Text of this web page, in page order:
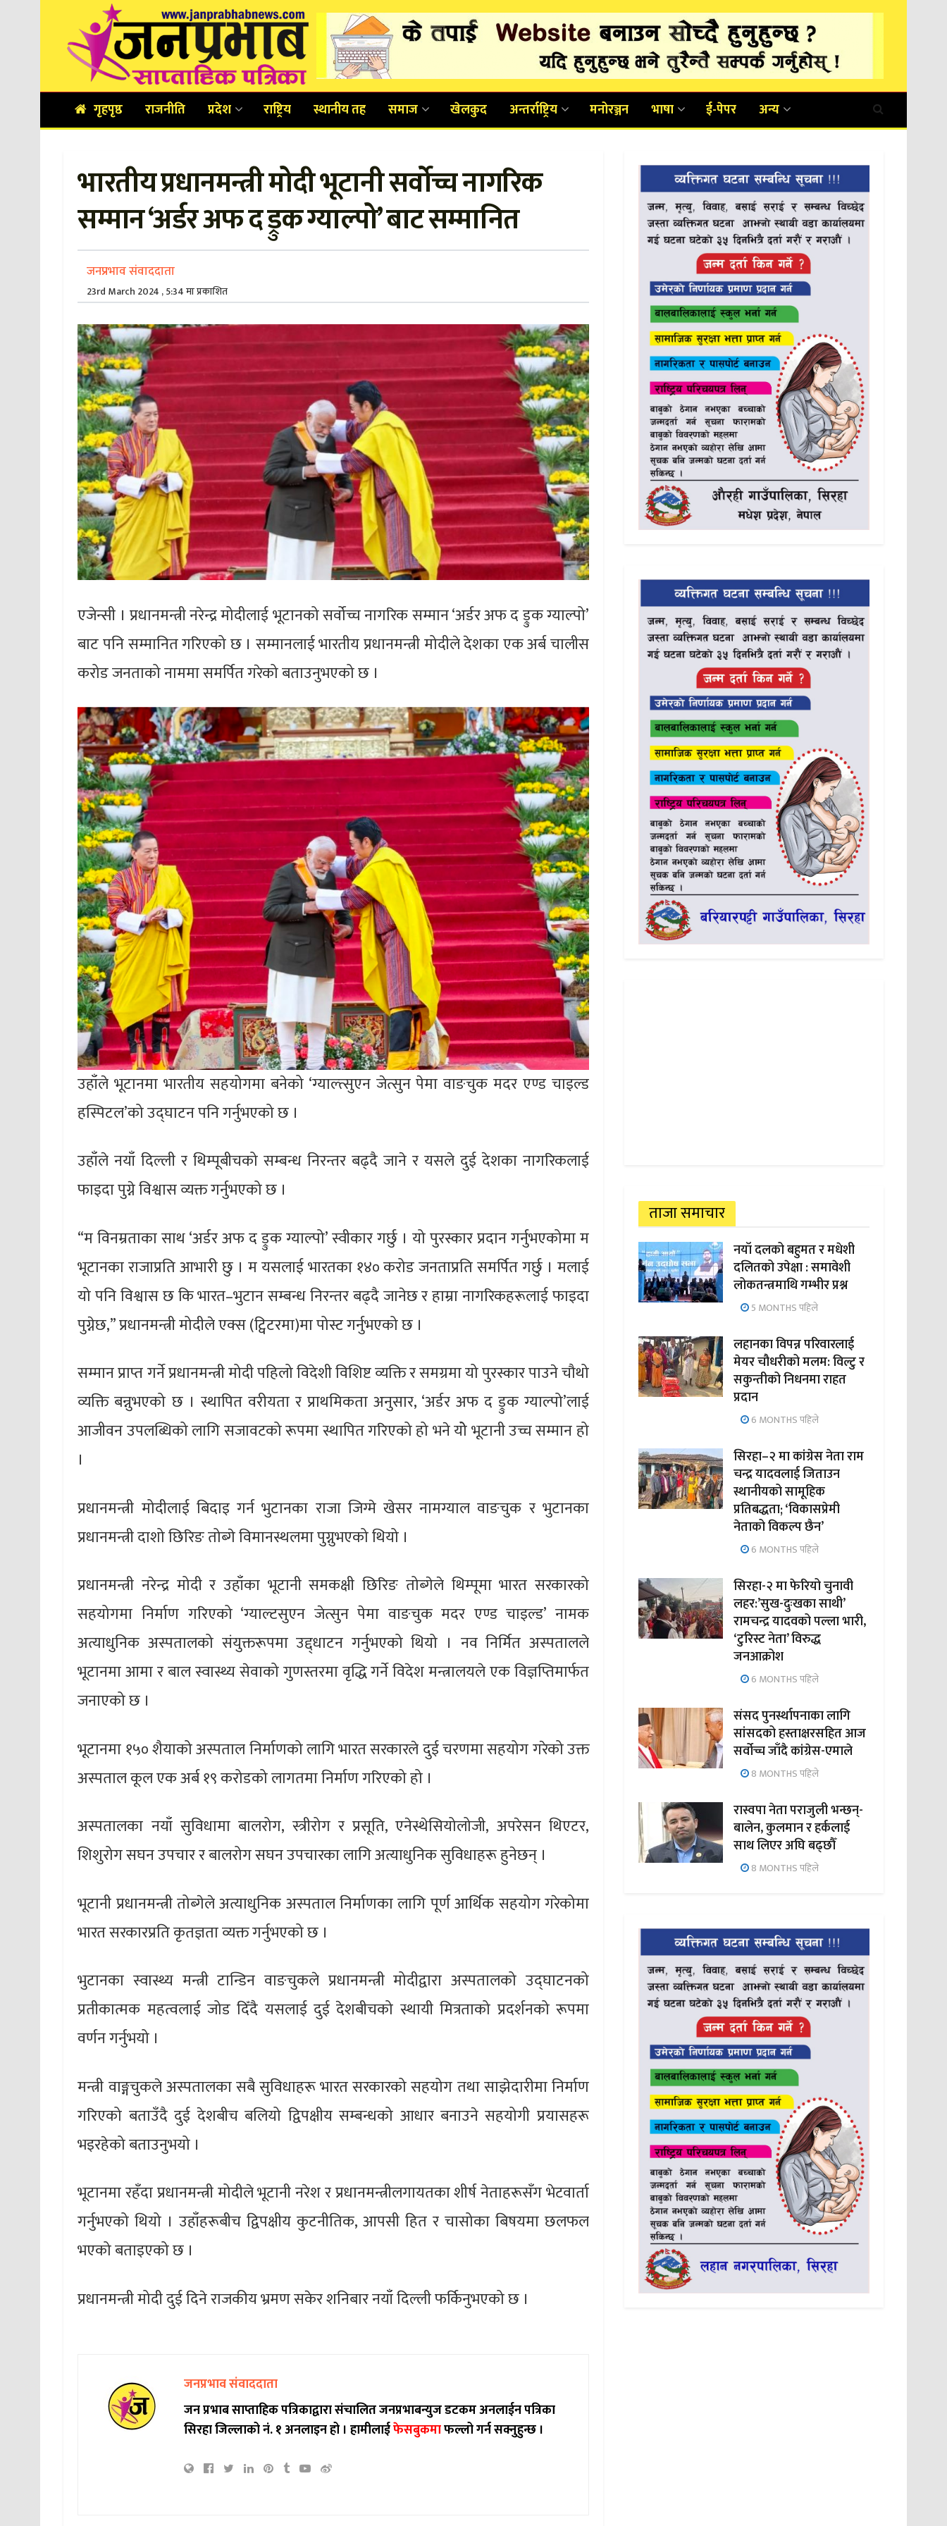
गृहपृष्ठ राजनीति प्रदेश राष्ट्रिय स्थानीय तह समाज खेलकुद अन्तर्राष्ट्रिय मनोरञ्जन भाषा ई-पेपर अन्य
भारतीय प्रधानमन्त्री मोदी भूटानी सर्वोच्च नागरिक
सम्मान ‘अर्डर अफ द ड्रुक ग्याल्पो’ बाट सम्मानित
जनप्रभाव संवाददाता
23rd March 2024 , 5:34 मा प्रकाशित
एजेन्सी । प्रधानमन्त्री नरेन्द्र मोदीलाई भूटानको सर्वोच्च नागरिक सम्मान ‘अर्डर अफ द ड्रुक ग्याल्पो’
बाट पनि सम्मानित गरिएको छ । सम्मानलाई भारतीय प्रधानमन्त्री मोदीले देशका एक अर्ब चालीस
करोड जनताको नाममा समर्पित गरेको बताउनुभएको छ ।
उहाँले भूटानमा भारतीय सहयोगमा बनेको ‘ग्याल्त्सुएन जेत्सुन पेमा वाङचुक मदर एण्ड चाइल्ड
हस्पिटल’को उद्घाटन पनि गर्नुभएको छ ।
उहाँले नयाँ दिल्ली र थिम्पूबीचको सम्बन्ध निरन्तर बढ्दै जाने र यसले दुई देशका नागरिकलाई
फाइदा पुग्ने विश्वास व्यक्त गर्नुभएको छ ।
“म विनम्रताका साथ ‘अर्डर अफ द ड्रुक ग्याल्पो’ स्वीकार गर्छु । यो पुरस्कार प्रदान गर्नुभएकोमा म
भूटानका राजाप्रति आभारी छु । म यसलाई भारतका १४० करोड जनताप्रति समर्पित गर्छु । मलाई
यो पनि विश्वास छ कि भारत–भुटान सम्बन्ध निरन्तर बढ्दै जानेछ र हाम्रा नागरिकहरूलाई फाइदा
पुग्नेछ,” प्रधानमन्त्री मोदीले एक्स (ट्विटरमा)मा पोस्ट गर्नुभएको छ ।
सम्मान प्राप्त गर्ने प्रधानमन्त्री मोदी पहिलो विदेशी विशिष्ट व्यक्ति र समग्रमा यो पुरस्कार पाउने चौथो
व्यक्ति बन्नुभएको छ । स्थापित वरीयता र प्राथमिकता अनुसार, ‘अर्डर अफ द ड्रुक ग्याल्पो’लाई
आजीवन उपलब्धिको लागि सजावटको रूपमा स्थापित गरिएको हो भने योे भूटानी उच्च सम्मान हो
।
प्रधानमन्त्री मोदीलाई बिदाइ गर्न भुटानका राजा जिग्मे खेसर नामग्याल वाङचुक र भुटानका
प्रधानमन्त्री दाशो छिरिङ तोब्गे विमानस्थलमा पुग्नुभएको थियो ।
प्रधानमन्त्री नरेन्द्र मोदी र उहाँका भूटानी समकक्षी छिरिङ तोब्गेले थिम्पूमा भारत सरकारको
सहयोगमा निर्माण गरिएको ‘ग्याल्टसुएन जेत्सुन पेमा वाङचुक मदर एण्ड चाइल्ड’ नामक
अत्याधुनिक अस्पतालको संयुक्तरूपमा उद्द्धाटन गर्नुभएको थियो । नव निर्मित अस्पतालले
भूटानमा आमा र बाल स्वास्थ्य सेवाको गुणस्तरमा वृद्धि गर्ने विदेश मन्त्रालयले एक विज्ञप्तिमार्फत
जनाएको छ ।
भूटानमा १५० शैयाको अस्पताल निर्माणको लागि भारत सरकारले दुई चरणमा सहयोग गरेको उक्त
अस्पताल कूल एक अर्ब १९ करोडको लागतमा निर्माण गरिएको हो ।
अस्पतालका नयाँ सुविधामा बालरोग, स्त्रीरोग र प्रसूति, एनेस्थेसियोलोजी, अपरेसन थिएटर,
शिशुरोग सघन उपचार र बालरोग सघन उपचारका लागि अत्याधुनिक सुविधाहरू हुनेछन् ।
भूटानी प्रधानमन्त्री तोब्गेले अत्याधुनिक अस्पताल निर्माणका लागि पूर्ण आर्थिक सहयोग गरेकोमा
भारत सरकारप्रति कृतज्ञता व्यक्त गर्नुभएको छ ।
भुटानका स्वास्थ्य मन्त्री टान्डिन वाङचुकले प्रधानमन्त्री मोदीद्वारा अस्पतालको उद्घाटनको
प्रतीकात्मक महत्वलाई जोड दिँदै यसलाई दुई देशबीचको स्थायी मित्रताको प्रदर्शनको रूपमा
वर्णन गर्नुभयो ।
मन्त्री वाङ्गचुकले अस्पतालका सबै सुविधाहरू भारत सरकारको सहयोग तथा साझेदारीमा निर्माण
गरिएको बताउँदै दुई देशबीच बलियो द्विपक्षीय सम्बन्धको आधार बनाउने सहयोगी प्रयासहरू
भइरहेको बताउनुभयो ।
भूटानमा रहँदा प्रधानमन्त्री मोदीले भूटानी नरेश र प्रधानमन्त्रीलगायतका शीर्ष नेताहरूसँग भेटवार्ता
गर्नुभएको थियो । उहाँहरूबीच द्विपक्षीय कुटनीतिक, आपसी हित र चासोका बिषयमा छलफल
भएको बताइएको छ ।
प्रधानमन्त्री मोदी दुई दिने राजकीय भ्रमण सकेर शनिबार नयाँ दिल्ली फर्किनुभएको छ ।
जनप्रभाव संवाददाता
जन प्रभाब साप्ताहिक पत्रिकाद्वारा संचालित जनप्रभाबन्युज डटकम अनलाईन पत्रिका
सिरहा जिल्लाको नं. १ अनलाइन हो ।हामीलाईफेसबुकमाफल्लो गर्न सक्नुहुन्छ ।
ताजा समाचार
नयाँ दलको बहुमत र मधेशी
दलितको उपेक्षा : समावेशी
लोकतन्त्रमाथि गम्भीर प्रश्न
5 MONTHS पहिले
लहानका विपन्न परिवारलाई
मेयर चौधरीको मलम: विल्टु र
सकुन्तीको निधनमा राहत
प्रदान
6 MONTHS पहिले
सिरहा–२ मा कांग्रेस नेता राम
चन्द्र यादवलाई जिताउन
स्थानीयको सामूहिक
प्रतिबद्धता; ‘विकासप्रेमी
नेताको विकल्प छैन’
6 MONTHS पहिले
सिरहा-२ मा फेरियो चुनावी
लहर:’सुख-दुःखका साथी’
रामचन्द्र यादवको पल्ला भारी,
‘टुरिस्ट नेता’ विरुद्ध
जनआक्रोश
6 MONTHS पहिले
संसद पुनर्स्थापनाका लागि
सांसदको हस्ताक्षरसहित आज
सर्वोच्च जाँदै कांग्रेस-एमाले
8 MONTHS पहिले
रास्वपा नेता पराजुली भन्छन्-
बालेन, कुलमान र हर्कलाई
साथ लिएर अघि बढ्छौँ
8 MONTHS पहिले